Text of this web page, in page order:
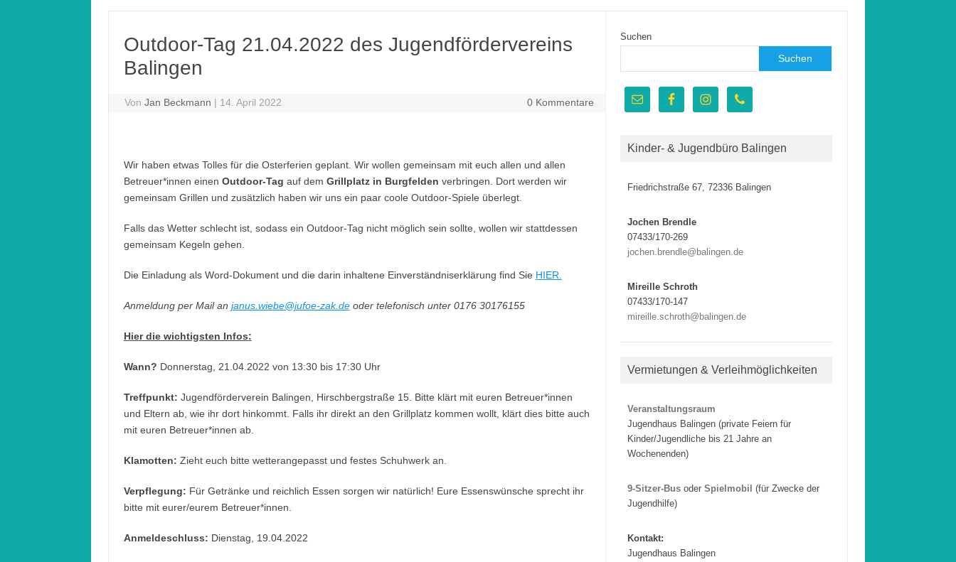
Outdoor-Tag 21.04.2022 des Jugendfördervereins
Balingen
VonJan Beckmann | 14. April 2022 0 Kommentare
Wir haben etwas Tolles für die Osterferien geplant. Wir wollen gemeinsam mit euch allen und allen
Betreuer*innen einen Outdoor-Tag auf dem Grillplatz in Burgfelden verbringen. Dort werden wir
gemeinsam Grillen und zusätzlich haben wir uns ein paar coole Outdoor-Spiele überlegt.
Falls das Wetter schlecht ist, sodass ein Outdoor-Tag nicht möglich sein sollte, wollen wir stattdessen
gemeinsam Kegeln gehen.
Die Einladung als Word-Dokument und die darin inhaltene Einverständniserklärung find Sie HIER.
Anmeldung per Mail an janus.wiebe@jufoe-zak.deoder telefonisch unter 0176 30176155
Hier die wichtigsten Infos:
Wann? Donnerstag, 21.04.2022 von 13:30 bis 17:30 Uhr
Treffpunkt: Jugendförderverein Balingen, Hirschbergstraße 15. Bitte klärt mit euren Betreuer*innen
und Eltern ab, wie ihr dort hinkommt. Falls ihr direkt an den Grillplatz kommen wollt, klärt dies bitte auch
mit euren Betreuer*innen ab.
Klamotten: Zieht euch bitte wetterangepasst und festes Schuhwerk an.
Verpflegung: Für Getränke und reichlich Essen sorgen wir natürlich! Eure Essenswünsche sprecht ihr
bitte mit eurer/eurem Betreuer*innen.
Anmeldeschluss: Dienstag, 19.04.2022
Suchen
Suchen
Kinder- & Jugendbüro Balingen
Friedrichstraße 67, 72336 Balingen
Jochen Brendle
07433/170-269
jochen.brendle@balingen.de
Mireille Schroth
07433/170-147
mireille.schroth@balingen.de
Vermietungen & Verleihmöglichkeiten
Veranstaltungsraum
Jugendhaus Balingen (private Feiern für
Kinder/Jugendliche bis 21 Jahre an
Wochenenden)
9-Sitzer-Bus oderSpielmobil (für Zwecke der
Jugendhilfe)
Kontakt:
Jugendhaus Balingen